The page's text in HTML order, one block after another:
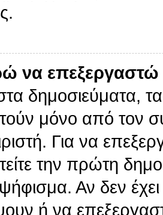
να
δημοσιεύματα,
μόνο από τον
Για να
την πρώτη
Αν δεν
ή να